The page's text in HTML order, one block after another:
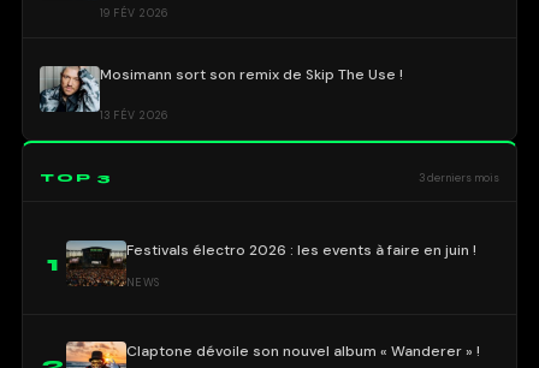
19 FÉV 2026
Mosimann sort son remix de Skip The Use !
13 FÉV 2026
TOP 3 3 derniers mois
1
Festivals électro 2026 : les events à faire en juin !
NEWS
Claptone dévoile son nouvel album « Wanderer » !